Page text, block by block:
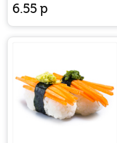
6.55р